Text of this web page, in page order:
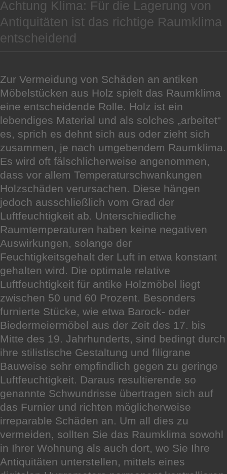
Achtung Klima: Für die Lagerung von
Antiquitäten ist das richtige Raumklima
entscheidend
Zur Vermeidung von Schäden an antiken
Möbelstücken aus Holz spielt das Raumklima
eine entscheidende Rolle. Holz ist ein
lebendiges Material und als solches „arbeitet“
es, sprich es dehnt sich aus oder zieht sich
zusammen, je nach umgebendem Raumklima.
Es wird oft fälschlicherweise angenommen,
dass vor allem Temperaturschwankungen
Holzschäden verursachen. Diese hängen
jedoch ausschließlich vom Grad der
Luftfeuchtigkeit ab. Unterschiedliche
Raumtemperaturen haben keine negativen
Auswirkungen, solange der
Feuchtigkeitsgehalt der Luft in etwa konstant
gehalten wird. Die optimale relative
Luftfeuchtigkeit für antike Holzmöbel liegt
zwischen 50 und 60 Prozent. Besonders
furnierte Stücke, wie etwa Barock- oder
Biedermeiermöbel aus der Zeit des 17. bis
Mitte des 19. Jahrhunderts, sind bedingt durch
ihre stilistische Gestaltung und filigrane
Bauweise sehr empfindlich gegen zu geringe
Luftfeuchtigkeit. Daraus resultierende so
genannte Schwundrisse übertragen sich auf
das Furnier und richten möglicherweise
irreparable Schäden an. Um all dies zu
vermeiden, sollten Sie das Raumklima sowohl
in Ihrer Wohnung als auch dort, wo Sie Ihre
Antiquitäten unterstellen, mittels eines